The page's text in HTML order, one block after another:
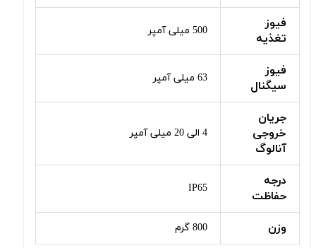
فیوز
تغذیه
500 میلی آمپر
فیوز
سیگنال
63 میلی آمپر
جریان
خروجی
آنالوگ
4 الی 20 میلی آمپر
درجه
حفاظت
IP65
وزن 800 گرم